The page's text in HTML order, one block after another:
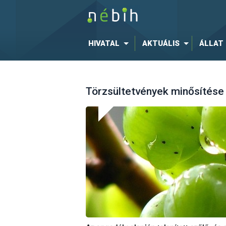
HIVATAL AKTUÁLIS ÁLLAT
Törzsültetvények minősítése